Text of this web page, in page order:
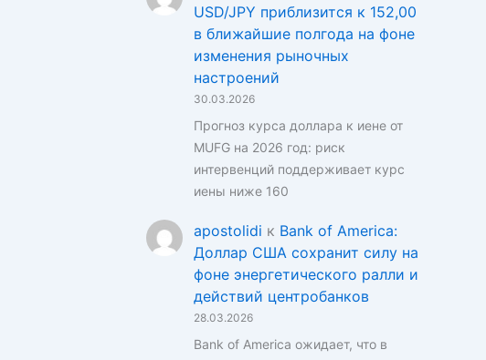
USD/JPY приблизится к 152,00
в ближайшие полгода на фоне
изменения рыночных
настроений
30.03.2026
Прогноз курса доллара к иене от
MUFG на 2026 год: риск
интервенций поддерживает курс
иены ниже 160
apostolidi к Bank of America:
Доллар США сохранит силу на
фоне энергетического ралли и
действий центробанков
28.03.2026
Bank of America ожидает, что в